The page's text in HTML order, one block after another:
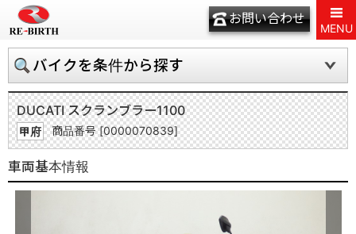
お問い合わせ
MENU
バイクを条件から探す
DUCATI スクランブラー1100
甲府 商品番号 [0000070839]
車両基本情報